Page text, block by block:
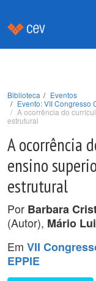
Biblioteca
Eventos
Evento: VII Congresso
A ocorrência do
estrutural
A ocorrência
ensino
estrutural
Por Barbara
(Autor), Mário
Em VII
EPPIE